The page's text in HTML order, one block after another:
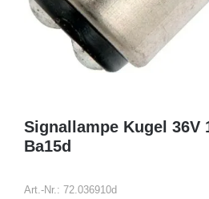
Signallampe Kugel 36V
Ba15d
Art.-Nr.: 72.036910d